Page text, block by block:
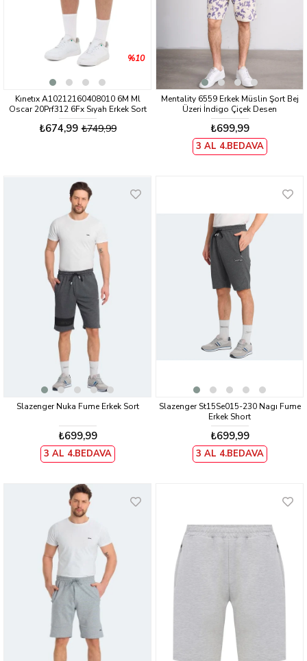
Kınetıx A10212160408010 6M Ml
Oscar 20Prf312 6Fx Sıyah Erkek Sort
₺674,99 ₺749,99
%10
Mentality 6559 Erkek Müslin Şort Bej
Üzeri İndigo Çiçek Desen
₺699,99
3 AL 4.BEDAVA
Slazenger Nuka Fume Erkek Sort
₺699,99
3 AL 4.BEDAVA
Slazenger St15Se015-230 Nagı Fume
Erkek Short
₺699,99
3 AL 4.BEDAVA